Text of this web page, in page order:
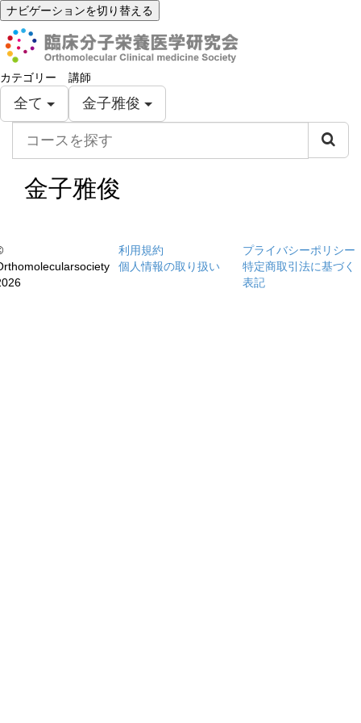
ナビゲーションを切り替える
カテゴリー
全て
講師
金子雅俊
ス
金子雅俊
利用規約
個人情報の取り扱い
プライバシーポリシー
特定商取引法に基づく
表記